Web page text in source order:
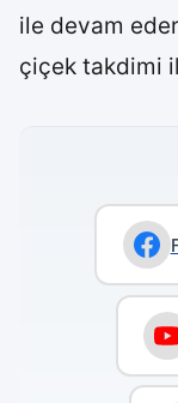
ile devam
çiçek takdimi